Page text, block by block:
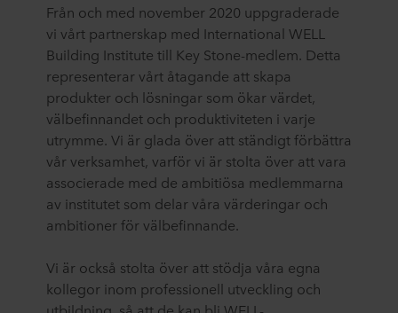
Från och med november 2020 uppgraderade
vi vårt partnerskap med International WELL
Building Institute till Key Stone-medlem. Detta
representerar vårt åtagande att skapa
produkter och lösningar som ökar värdet,
välbefinnandet och produktiviteten i varje
utrymme. Vi är glada över att ständigt förbättra
vår verksamhet, varför vi är stolta över att vara
associerade med de ambitiösa medlemmarna
av institutet som delar våra värderingar och
ambitioner för välbefinnande.
Vi är också stolta över att stödja våra egna
kollegor inom professionell utveckling och